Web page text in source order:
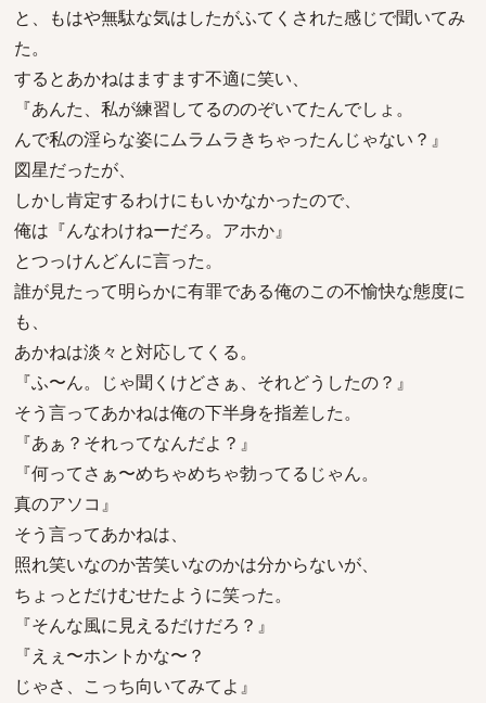
と、もはや無駄な気はしたがふてくされた感じで聞いてみ
た。
するとあかねはますます不適に笑い、
『あんた、私が練習してるののぞいてたんでしょ。
んで私の淫らな姿にムラムラきちゃったんじゃない？』
図星だったが、
しかし肯定するわけにもいかなかったので、
俺は『んなわけねーだろ。アホか』
とつっけんどんに言った。
誰が見たって明らかに有罪である俺のこの不愉快な態度に
も、
あかねは淡々と対応してくる。
『ふ〜ん。じゃ聞くけどさぁ、それどうしたの？』
そう言ってあかねは俺の下半身を指差した。
『あぁ？それってなんだよ？』
『何ってさぁ〜めちゃめちゃ勃ってるじゃん。
真のアソコ』
そう言ってあかねは、
照れ笑いなのか苦笑いなのかは分からないが、
ちょっとだけむせたように笑った。
『そんな風に見えるだけだろ？』
『えぇ〜ホントかな〜？
じゃさ、こっち向いてみてよ』